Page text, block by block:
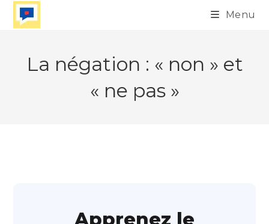
Skip
Menu
La négation : « non » et
« ne pas »
Apprenez le